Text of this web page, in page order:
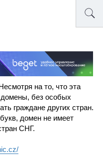
на то, что эта
домены, без особых
граждане других стран.
домен не имеет
СНГ.